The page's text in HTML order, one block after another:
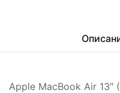
Apple MacBook Air